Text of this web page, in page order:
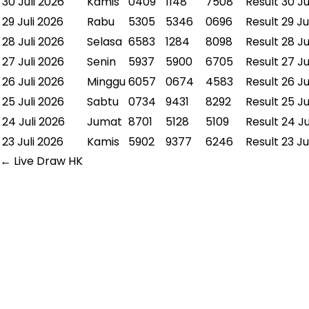
29 Juli 2026
Rabu 5305 5346 0696 Result 29
28 Juli 2026
Selasa 6583 1284 8098 Result 28
27 Juli 2026
Senin 5937 5900 6705 Result 27
26 Juli 2026
Minggu6057 0674 4583 Result 26
25 Juli 2026
Sabtu 0734 9431 8292 Result 25
24 Juli 2026
Jumat 8701 5128 5109 Result 24
23 Juli 2026
Kamis 5902 9377 6246 Result 23
← Live Draw HK